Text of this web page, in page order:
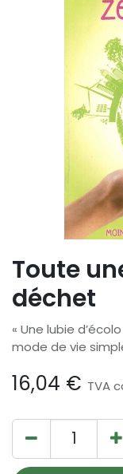
Toute
déchet
« Une lubie
mode de vie
16,04 € TVA